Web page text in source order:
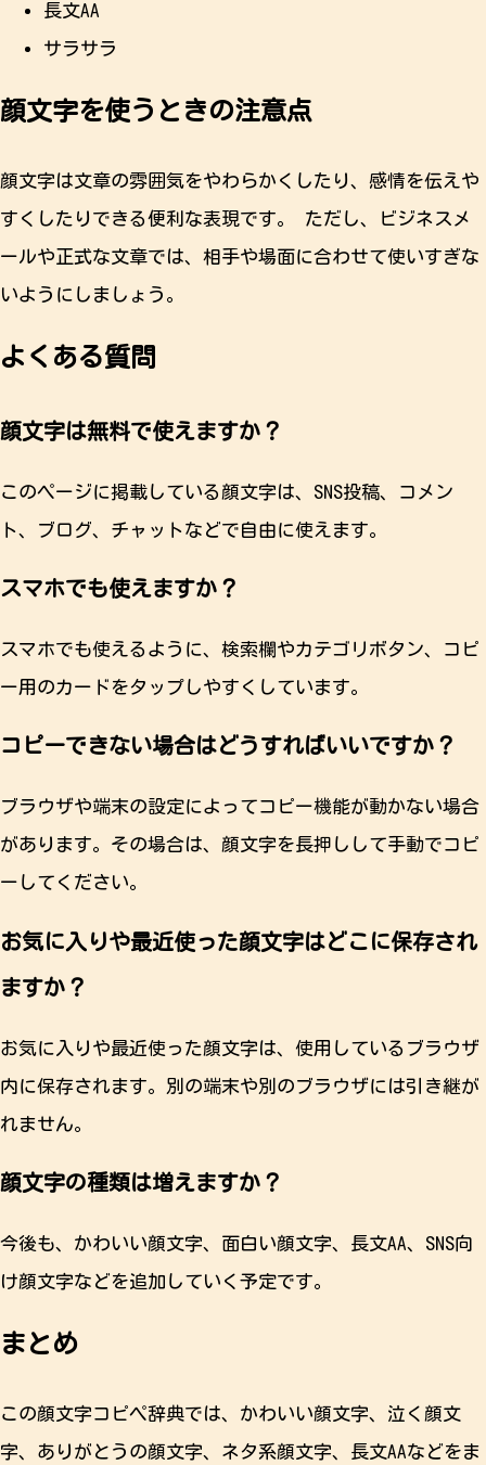
長文AA
サラサラ
顔文字を使うときの注意点
顔文字は文章の雰囲気をやわらかくしたり、感情を伝えや
すくしたりできる便利な表現です。 ただし、ビジネスメ
ールや正式な文章では、相手や場面に合わせて使いすぎな
いようにしましょう。
よくある質問
顔文字は無料で使えますか？
このページに掲載している顔文字は、SNS投稿、コメン
ト、ブログ、チャットなどで自由に使えます。
スマホでも使えますか？
スマホでも使えるように、検索欄やカテゴリボタン、コピ
ー用のカードをタップしやすくしています。
コピーできない場合はどうすればいいですか？
ブラウザや端末の設定によってコピー機能が動かない場合
があります。その場合は、顔文字を長押しして手動でコピ
ーしてください。
お気に入りや最近使った顔文字はどこに保存され
ますか？
お気に入りや最近使った顔文字は、使用しているブラウザ
内に保存されます。別の端末や別のブラウザには引き継が
れません。
顔文字の種類は増えますか？
今後も、かわいい顔文字、面白い顔文字、長文AA、SNS向
け顔文字などを追加していく予定です。
まとめ
この顔文字コピペ辞典では、かわいい顔文字、泣く顔文
字、ありがとうの顔文字、ネタ系顔文字、長文AAなどをま